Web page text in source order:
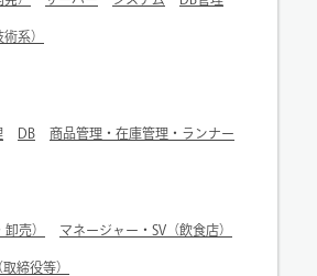
系）
DB 商品管理・在庫管理・ランナー
売） マネージャー・SV（飲食店）
締役等）